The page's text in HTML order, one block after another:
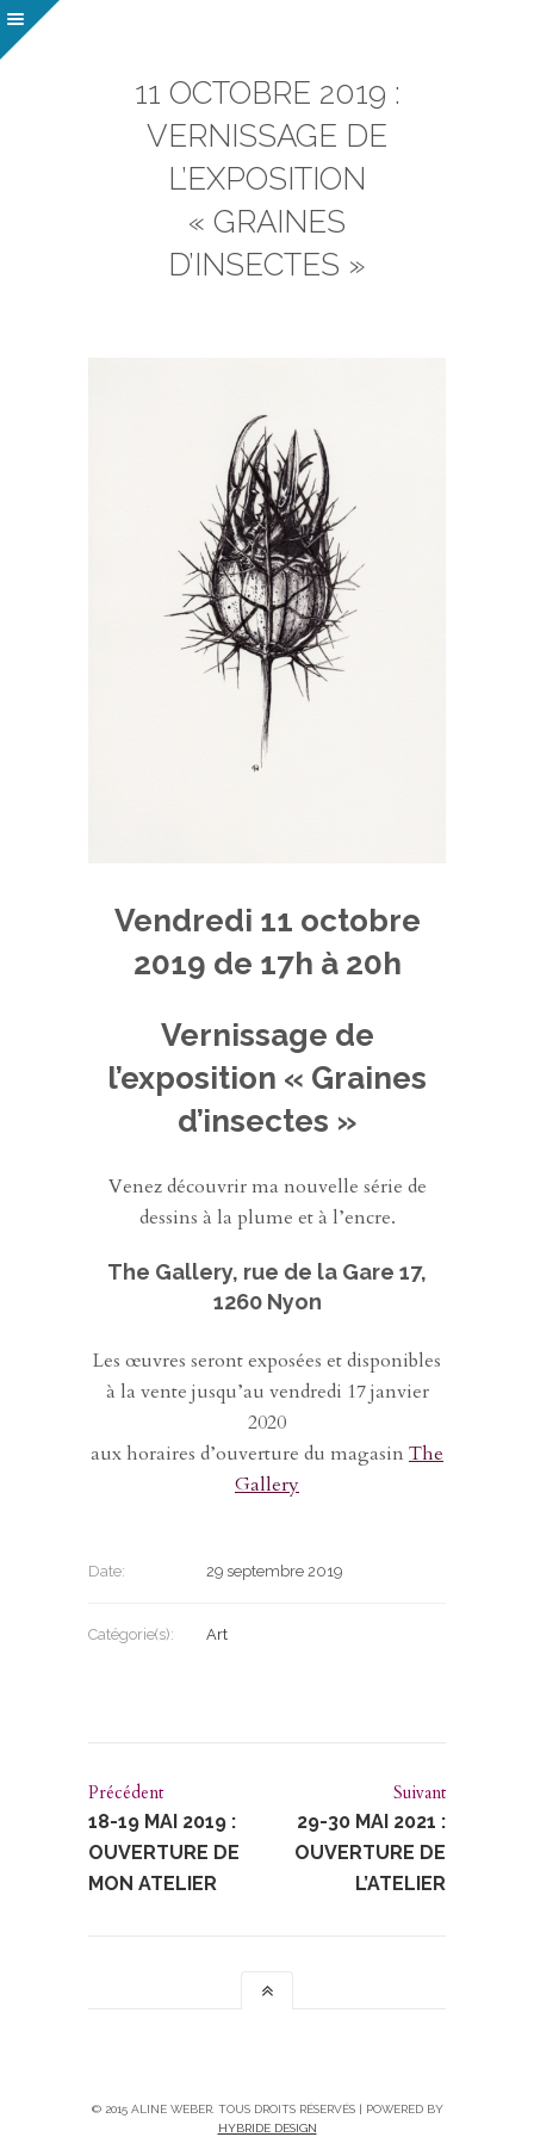
11 OCTOBRE 2019 :
VERNISSAGE DE
L’EXPOSITION
« GRAINES
D’INSECTES »
Vendredi 11 octobre
2019 de 17h à 20h
Vernissage de
l’exposition « Graines
d’insectes »
Venez découvrir ma nouvelle série de
dessins à la plume et à l’encre.
The Gallery, rue de la Gare 17,
1260 Nyon
Les œuvres seront exposées et disponibles
à la vente jusqu’au vendredi 17 janvier
2020
aux horaires d’ouverture du magasin The
Gallery
Date: 29 septembre 2019
Catégorie(s): Art
Précédent
18-19 MAI 2019 :
OUVERTURE DE
MON ATELIER
Suivant
29-30 MAI 2021 :
OUVERTURE DE
L’ATELIER
© 2015 ALINE WEBER. TOUS DROITS RÉSERVÉS | POWERED BY
HYBRIDE DESIGN